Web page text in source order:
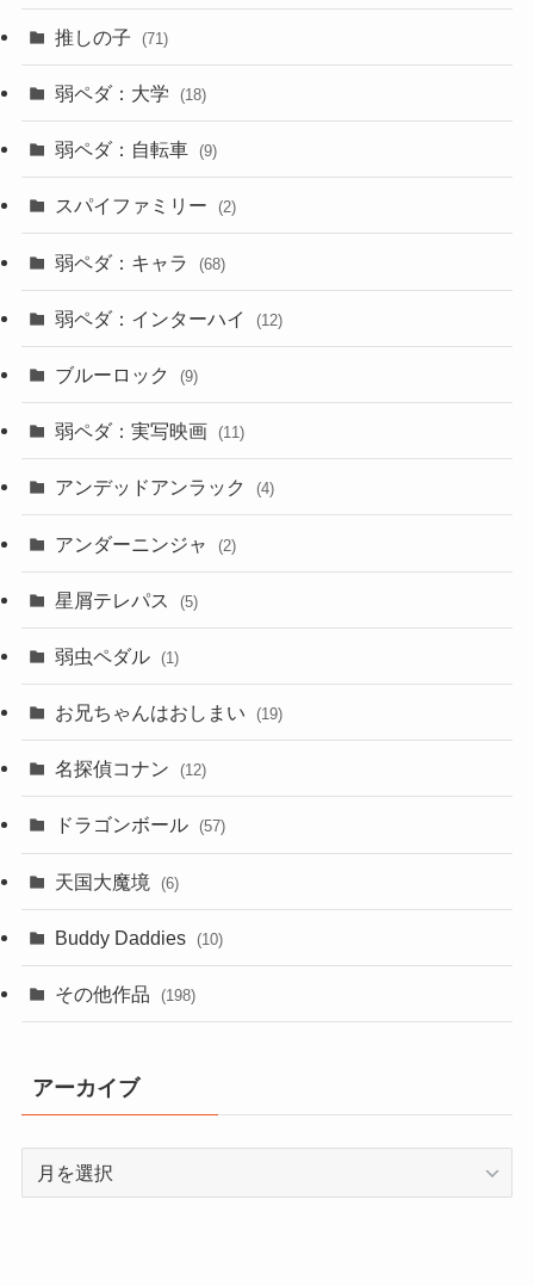
推しの子 (71)
弱ペダ：大学 (18)
弱ペダ：自転車 (9)
スパイファミリー (2)
弱ペダ：キャラ (68)
弱ペダ：インターハイ (12)
ブルーロック (9)
弱ペダ：実写映画 (11)
アンデッドアンラック (4)
アンダーニンジャ (2)
星屑テレパス (5)
弱虫ペダル (1)
お兄ちゃんはおしまい (19)
名探偵コナン (12)
ドラゴンボール (57)
天国大魔境 (6)
Buddy Daddies (10)
その他作品 (198)
アーカイブ